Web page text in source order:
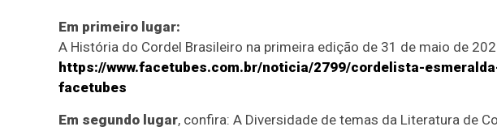
Em primeiro lugar:
A História do Cordel Brasileiro na primeira edição de 31 de maio de
https://www.facetubes.com.br/noticia/2799/cordelista-
facetubes
Em segundo lugar, confira: A Diversidade de temas da Literatura de